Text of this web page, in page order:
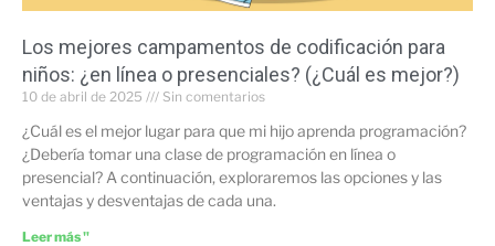
Los mejores campamentos de codificación para
niños: ¿en línea o presenciales? (¿Cuál es mejor?)
10 de abril de 2025 Sin comentarios
¿Cuál es el mejor lugar para que mi hijo aprenda programación?
¿Debería tomar una clase de programación en línea o
presencial? A continuación, exploraremos las opciones y las
ventajas y desventajas de cada una.
Leer más "